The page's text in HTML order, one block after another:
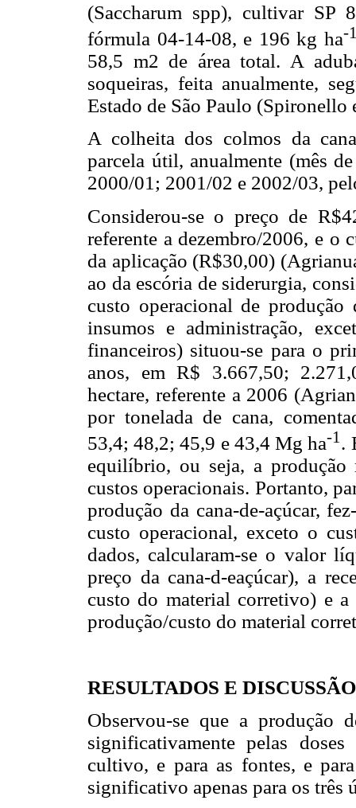
(Saccharum spp), cultivar SP
fórmula 04-14-08, e 196 kg ha-
58,5 m2 de área total. A
soqueiras, feita anualmente,
Estado de São Paulo (Spironello
A colheita dos colmos da
parcela útil, anualmente (mês
2000/01; 2001/02 e 2002/03,
Considerou-se o preço de
referente a dezembro/2006, e
da aplicação (R$30,00)
ao da escória de siderurgia,
custo operacional de produção
insumos e administração,
financeiros) situou-se para o
anos, em R$ 3.667,50;
hectare, referente a 2006
por tonelada de cana,
53,4; 48,2; 45,9 e 43,4 Mg ha-1 .
equilíbrio, ou seja, a produção
custos operacionais. Portanto,
produção da cana-de-açúcar,
custo operacional, exceto o
dados, calcularam-se o valor
preço da cana-d-eaçúcar), a
custo do material corretivo) e
produção/custo do material
RESULTADOS E DISCUSSÃO
Observou-se que a produção
significativamente pelas
cultivo, e para as fontes, e
significativo apenas para os três